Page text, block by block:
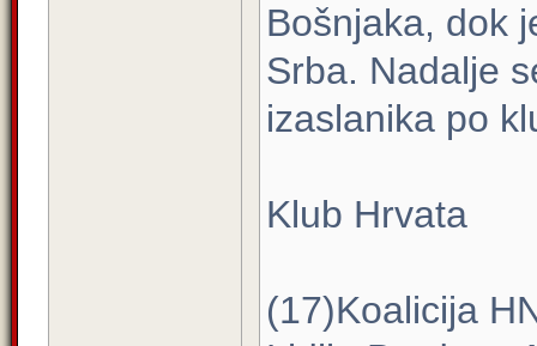
Bošnjaka, dok
Srba. Nadalje
izaslanika po
Klub Hrvata
(17)Koalicija